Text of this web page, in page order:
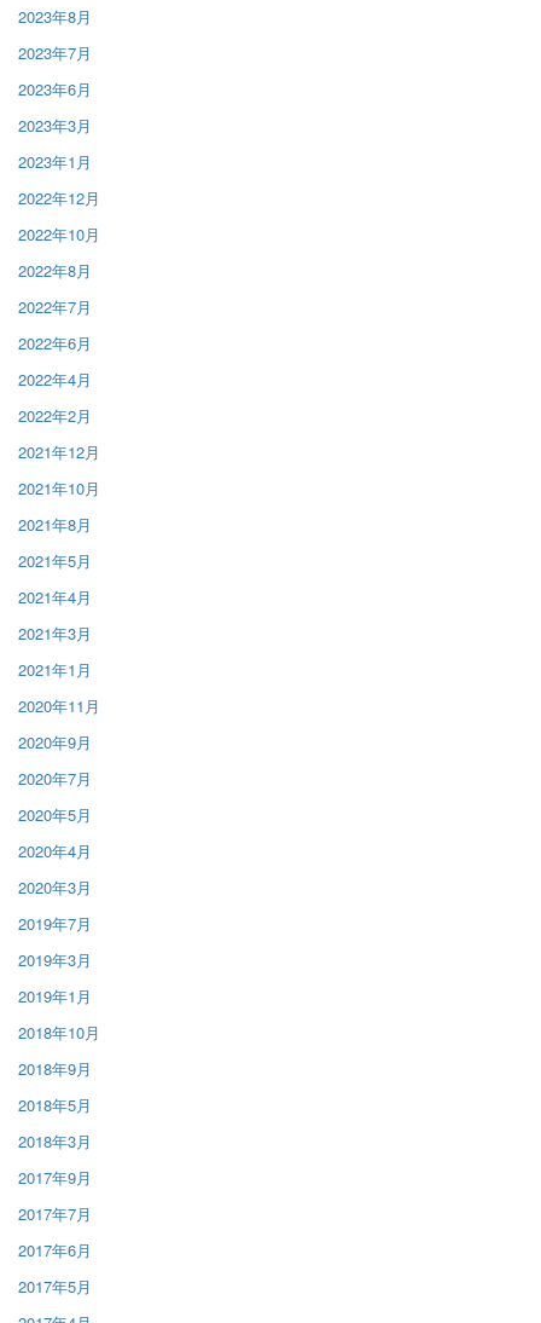
2023年8月
2023年7月
2023年6月
2023年3月
2023年1月
2022年12月
2022年10月
2022年8月
2022年7月
2022年6月
2022年4月
2022年2月
2021年12月
2021年10月
2021年8月
2021年5月
2021年4月
2021年3月
2021年1月
2020年11月
2020年9月
2020年7月
2020年5月
2020年4月
2020年3月
2019年7月
2019年3月
2019年1月
2018年10月
2018年9月
2018年5月
2018年3月
2017年9月
2017年7月
2017年6月
2017年5月